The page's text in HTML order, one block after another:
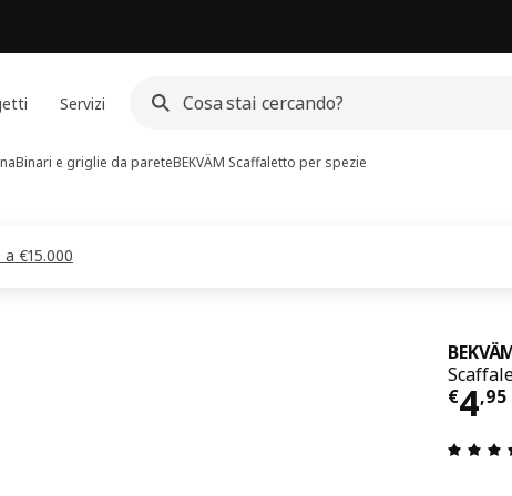
Servizi
Binari e griglie da pareteBEKVÄM Scaffaletto per spezie
€15.000
€4,95